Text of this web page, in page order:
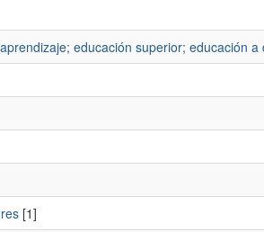
educación superior; educación a
[1]